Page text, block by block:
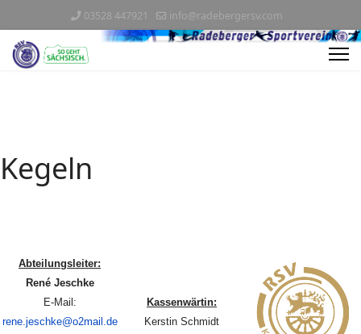
03528 447921 info@radebergersv.com
Kegeln
Abteilungsleiter:
René Jeschke
E-Mail:
rene.jeschke@o2mail.de
Kassenwärtin:
Kerstin Schmidt